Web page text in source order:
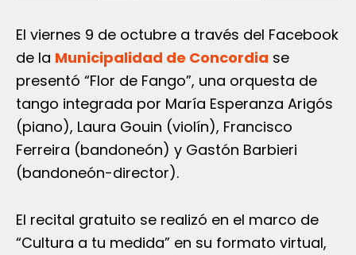
El viernes 9 de octubre a través del Facebook
de la Municipalidad de Concordia se
presentó “Flor de Fango”, una orquesta de
tango integrada por María Esperanza Arigós
(piano), Laura Gouin (violín), Francisco
Ferreira (bandoneón) y Gastón Barbieri
(bandoneón-director).
El recital gratuito se realizó en el marco de
“Cultura a tu medida” en su formato virtual,